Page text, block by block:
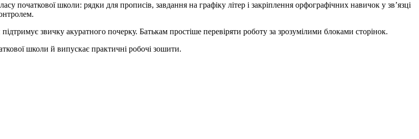
початкової школи: рядки для прописів, завдання на графіку літер і закріплення орфографічних навичок у зв’язці
звичку акуратного почерку. Батькам простіше перевіряти роботу за зрозумілими блоками сторінок.
школи й випускає практичні робочі зошити.